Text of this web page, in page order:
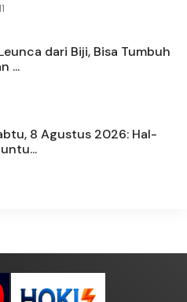
dari Biji, Bisa Tumbuh
...
8 Agustus 2026: Hal-